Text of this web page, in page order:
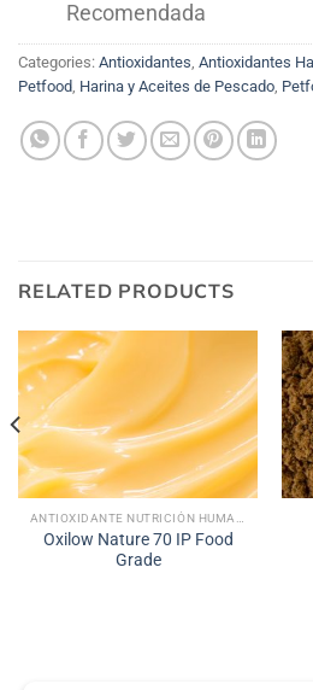
Recomendada
Categories: Antioxidantes Antioxidantes
Petfood Harina y Aceites de Pescado
RELATED PRODUCTS
Oxilow Nature 70 IP Food
Grade